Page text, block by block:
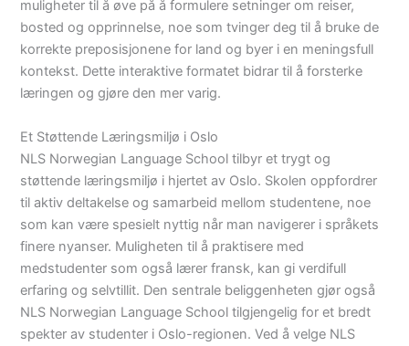
muligheter til å øve på å formulere setninger om reiser,
bosted og opprinnelse, noe som tvinger deg til å bruke de
korrekte preposisjonene for land og byer i en meningsfull
kontekst. Dette interaktive formatet bidrar til å forsterke
læringen og gjøre den mer varig.
Et Støttende Læringsmiljø i Oslo
NLS Norwegian Language School tilbyr et trygt og
støttende læringsmiljø i hjertet av Oslo. Skolen oppfordrer
til aktiv deltakelse og samarbeid mellom studentene, noe
som kan være spesielt nyttig når man navigerer i språkets
finere nyanser. Muligheten til å praktisere med
medstudenter som også lærer fransk, kan gi verdifull
erfaring og selvtillit. Den sentrale beliggenheten gjør også
NLS Norwegian Language School tilgjengelig for et bredt
spekter av studenter i Oslo-regionen. Ved å velge NLS